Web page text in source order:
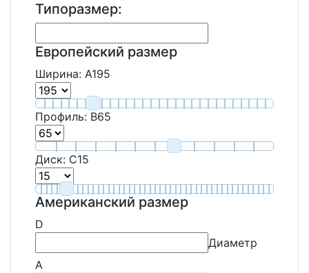
Типоразмер:
Европейский размер
Ширина: A195
Профиль: B65
Диск: C15
Американский размер
D
Диаметр
A